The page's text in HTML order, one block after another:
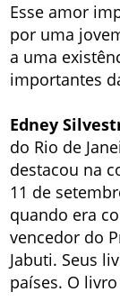
Esse amor
por uma
a uma
importantes
Edney
do Rio de
destacou na
11 de
quando era
vencedor do
Jabuti. Seus
países. O